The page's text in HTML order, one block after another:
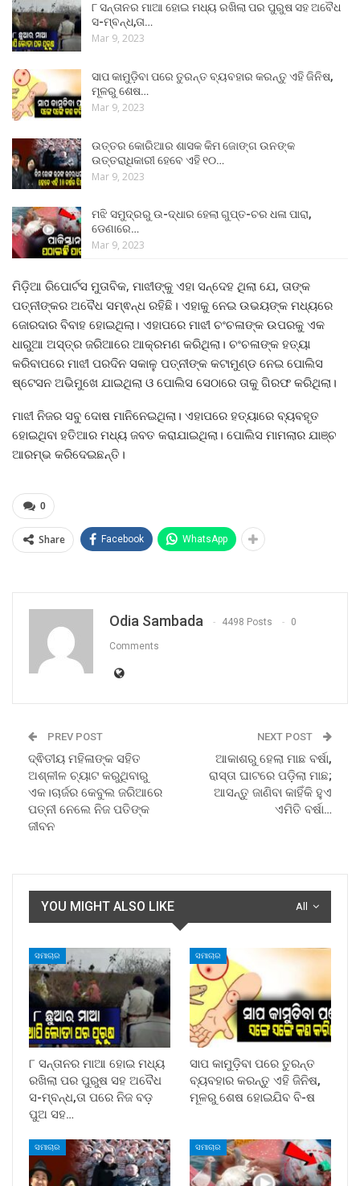
୮ ସନ୍ତାନର ମାଆ ହୋଇ ମଧ୍ୟ ରଖିଲା ପର ପୁରୁଷ ସହ ଅବୈଧ
ସ-ମ୍ବନ୍ଧ,ତା…
Mar 9, 2023
ସାପ କାମୁଡ଼ିବା ପରେ ତୁରନ୍ତ ବ୍ୟବହାର କରନ୍ତୁ ଏହି ଜିନିଷ,
ମୂଳରୁ ଶେଷ…
Mar 9, 2023
ଉତ୍ତର କୋରିଆର ଶାସକ କିମ ଜୋଙ୍ଗ ଉନଙ୍କ
ଉତ୍ତରାଧିକାରୀ ହେବେ ଏହି ୧୦…
Mar 9, 2023
ମଝି ସମୁଦ୍ରରୁ ଉ-ଦ୍ଧାର ହେଲା ଗୁପ୍ତ-ଚର ଧଳା ପାରା,
ଡେଣାରେ…
Mar 9, 2023
ମିଡ଼ିଆ ରିପୋର୍ଟସ ମୁତାବିକ, ମାଝୀଙ୍କୁ ଏହା ସନ୍ଦେହ ଥିଲା ଯେ, ତାଙ୍କ
ପତ୍ନୀଙ୍କର ଅବୈଧ ସମ୍ଵନ୍ଧ ରହିଛି। ଏହାକୁ ନେଇ ଉଭୟଙ୍କ ମଧ୍ୟରେ
ଜୋରଦାର ବିବାହ ହୋଇଥିଲା। ଏହାପରେ ମାଝୀ ଚଂଚଳାଙ୍କ ଉପରକୁ ଏକ
ଧାରୁଆ ଅସ୍ତ୍ର ଜରିଆରେ ଆକ୍ରମଣ କରିଥିଲା। ଚଂଚଳାଙ୍କ ହତ୍ୟା
କରିବାପରେ ମାଝୀ ପରଦିନ ସକାଳୁ ପତ୍ନୀଙ୍କ କଟାମୁଣ୍ଡ ନେଇ ପୋଲିସ
ଷ୍ଟେସନ ଅଭିମୁଖେ ଯାଇଥିଲା ଓ ପୋଲିସ ସେଠାରେ ତାକୁ ଗିରଫ କରିଥିଲା।
ମାଝୀ ନିଜର ସବୁ ଦୋଷ ମାନିନେଇଥିଲା। ଏହାପରେ ହତ୍ୟାରେ ବ୍ୟବହୃତ
ହୋଇଥିବା ହତିଆର ମଧ୍ୟ ଜବତ କରାଯାଇଥିଲା। ପୋଲିସ ମାମଲାର ଯାଞ୍ଚ
ଆରମ୍ଭ କରିଦେଇଛନ୍ତି।
0
Share Facebook WhatsApp
Odia Sambada 4498 Posts 0
Comments
PREV POST
ଦ୍ଵିତୀୟ ମହିଳାଙ୍କ ସହିତ
ଅଶ୍ଳୀଳ ଚ୍ୟାଟ କରୁଥିବାରୁ
ଏକ।ଚାର୍ଜର କେବୁଲ ଜରିଆରେ
ପତ୍ନୀ ନେଲେ ନିଜ ପତିଙ୍କ
ଜୀବନ
NEXT POST
ଆକାଶରୁ ହେଲା ମାଛ ବର୍ଷା,
ରାସ୍ତା ଘାଟରେ ପଡ଼ିଲା ମାଛ;
ଆସନ୍ତୁ ଜାଣିବା କାହିଁକି ହୁଏ
ଏମିତି ବର୍ଷା…
All
YOU MIGHT ALSO LIKE
ସମାଚାର
୮ ସନ୍ତାନର ମାଆ ହୋଇ ମଧ୍ୟ
ରଖିଲା ପର ପୁରୁଷ ସହ ଅବୈଧ
ସ-ମ୍ବନ୍ଧ,ତା ପରେ ନିଜ ବଡ଼
ପୁଅ ସହ…
ସମାଚାର
ସାପ କାମୁଡ଼ିବା ପରେ ତୁରନ୍ତ
ବ୍ୟବହାର କରନ୍ତୁ ଏହି ଜିନିଷ,
ମୂଳରୁ ଶେଷ ହୋଇଯିବ ବି-ଷ
ସମାଚାର ସମାଚାର